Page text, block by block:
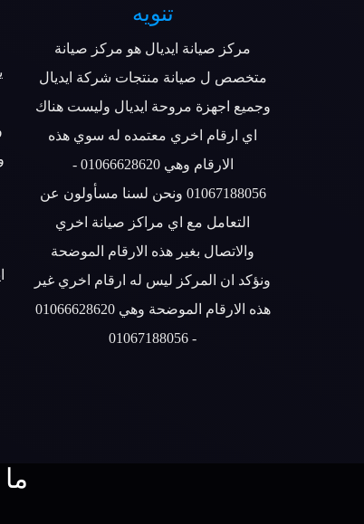
تنويه
مركز صيانة ايديال هو مركز صيانة
متخصص ل صيانة منتجات شركة ايديال
وجميع اجهزة مروحة ايديال وليست هناك
اي ارقام اخري معتمده له سوي هذه
الارقام وهي 01066628620 -
01067188056 ونحن لسنا مسأولون عن
التعامل مع اي مراكز صيانة اخري
والاتصال بغير هذه الارقام الموضحة
ونؤكد ان المركز ليس له ارقام اخري غير
هذه الارقام الموضحة وهي 01066628620
- 01067188056